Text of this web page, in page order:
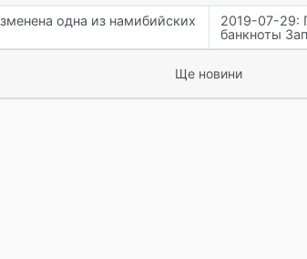
одна из намибийских
2019-07-29:
банкноты
Ще новини